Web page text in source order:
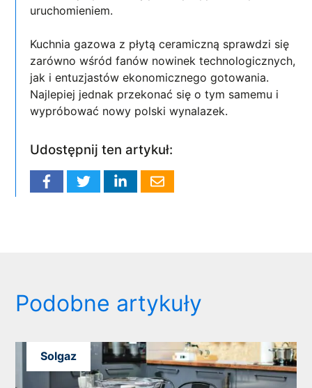
uruchomieniem.
Kuchnia gazowa z płytą ceramiczną sprawdzi się
zarówno wśród fanów nowinek technologicznych,
jak i entuzjastów ekonomicznego gotowania.
Najlepiej jednak przekonać się o tym samemu i
wypróbować nowy polski wynalazek.
Udostępnij ten artykuł:
Podobne artykuły
Solgaz